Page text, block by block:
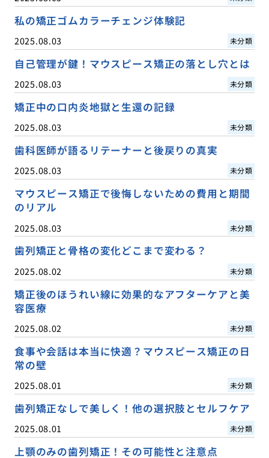
私の矯正ゴムカラーチェンジ体験記
2025.08.03 未分類
自己管理が鍵！マウスピース矯正の落とし穴とは
2025.08.03 未分類
矯正中の口内炎地獄と生還の記録
2025.08.03 未分類
歯科医師が語るリテーナーと後戻りの真実
2025.08.03 未分類
マウスピース矯正で後悔しないための費用と期間
のリアル
2025.08.03 未分類
歯列矯正と骨格の変化どこまで変わる？
2025.08.02 未分類
矯正後のほうれい線に効果的なアフターケアと美
容医療
2025.08.02 未分類
食事や会話は本当に快適？マウスピース矯正の日
常の壁
2025.08.01 未分類
歯列矯正なしで美しく！他の選択肢とセルフケア
2025.08.01 未分類
上顎のみの歯列矯正！その可能性と注意点